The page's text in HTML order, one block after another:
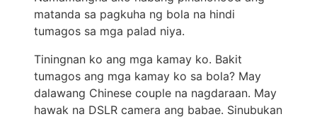
matanda sa pagkuha ng bola na hindi
tumagos sa mga palad niya.
Tiningnan ko ang mga kamay ko. Bakit
tumagos ang mga kamay ko sa bola? May
dalawang Chinese couple na nagdaraan. May
hawak na DSLR camera ang babae. Sinubukan